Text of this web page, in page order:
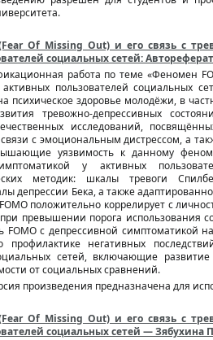
Of Missing Out) и его связь с
социальных сетей:
работа по теме «Феномен
пользователей социальных
психическое здоровье молодёжи, в
тревожно-депрессивных
исследований,
с эмоциональным дистрессом, а
уязвимость к данному
у активных
методик: шкалы тревоги
депрессии Бека, а также
положительно коррелирует с
превышении порога использования
FOMO с депрессивной
профилактике негативных
сетей, включающие
от социальных сравнений.
произведения предназначена для
Of Missing Out) и его связь с
социальных сетей — Зябухина